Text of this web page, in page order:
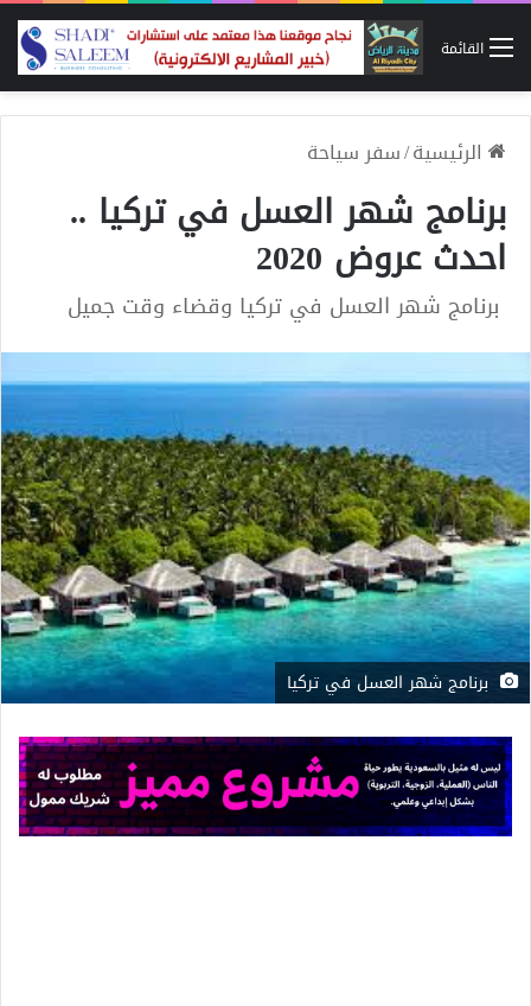
القائمة
الرئيسية/سفر سياحة
برنامج شهر العسل في تركيا ..
احدث عروض 2020
برنامج شهر العسل في تركيا وقضاء وقت جميل
برنامج شهر العسل في تركيا